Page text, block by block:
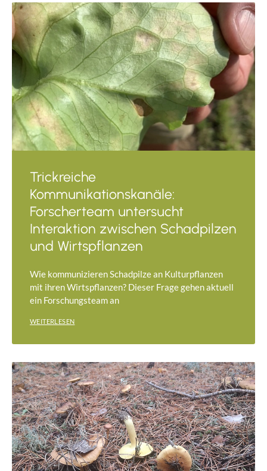
Trickreiche
Kommunikationskanäle:
Forscherteam untersucht
Interaktion zwischen Schadpilzen
und Wirtspflanzen
Wie kommunizieren Schadpilze an Kulturpflanzen
mit ihren Wirtspflanzen? Dieser Frage gehen aktuell
ein Forschungsteam an
WEITERLESEN